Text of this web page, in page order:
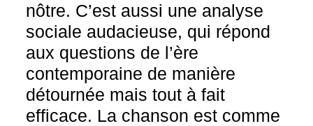
nôtre. C’est aussi une analyse
sociale audacieuse, qui répond
aux questions de l’ère
contemporaine de manière
détournée mais tout à fait
efficace. La chanson est comme